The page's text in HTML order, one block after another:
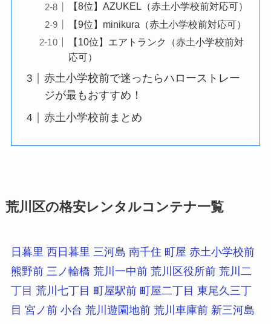
【8位】AZUKEL（赤土小学校前対応可）
【9位】minikura（赤土小学校前対応可）
【10位】エアトランク（赤土小学校前対
応可）
赤土小学校前で迷ったらハローストレー
ジが最もおすすめ！
赤土小学校前まとめ
荒川区の格安レンタルコンテナ一覧
日暮里 西日暮里 三河島 南千住 町屋 赤土小学校前
熊野前 三ノ輪橋 荒川一中前 荒川区役所前 荒川二
丁目 荒川七丁目 町屋駅前 町屋二丁目 東尾久三丁
目 宮ノ前 小台 荒川遊園地前 荒川車庫前 新三河島